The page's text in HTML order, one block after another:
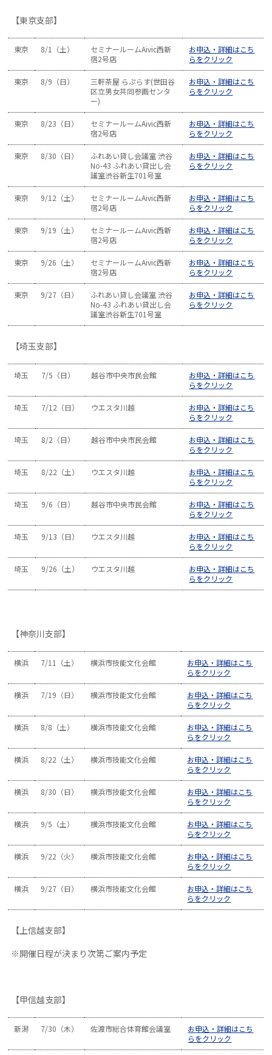
【東京支部】
東京 8/1（土）
セミナールームAivic西新
宿2号店
お申込・詳細はこち
らをクリック
東京 8/9（日）
三軒茶屋 らぷらす(世田谷
区立男女共同参画センタ
ー)
お申込・詳細はこち
らをクリック
東京 8/23（日）
セミナールームAivic西新
宿2号店
お申込・詳細はこち
らをクリック
東京 8/30（日）
ふれあい貸し会議室 渋谷
No-43 ふれあい貸出し会
議室渋谷新生701号室
お申込・詳細はこち
らをクリック
東京 9/12（土）
セミナールームAivic西新
宿2号店
お申込・詳細はこち
らをクリック
東京 9/19（土）
セミナールームAivic西新
宿2号店
お申込・詳細はこち
らをクリック
東京 9/26（土）
セミナールームAivic西新
宿2号店
お申込・詳細はこち
らをクリック
東京 9/27（日）
ふれあい貸し会議室 渋谷
No-43 ふれあい貸出し会
議室渋谷新生701号室
お申込・詳細はこち
らをクリック
【埼玉支部】
埼玉 7/5（日） 越谷市中央市民会館
お申込・詳細はこち
らをクリック
埼玉 7/12（日） ウエスタ川越
お申込・詳細はこち
らをクリック
埼玉 8/2（日） 越谷市中央市民会館
お申込・詳細はこち
らをクリック
埼玉 8/22（土） ウエスタ川越
お申込・詳細はこち
らをクリック
埼玉 9/6（日） 越谷市中央市民会館
お申込・詳細はこち
らをクリック
埼玉 9/13（日） ウエスタ川越
お申込・詳細はこち
らをクリック
埼玉 9/26（土） ウエスタ川越
お申込・詳細はこち
らをクリック
【神奈川支部】
横浜 7/11（土） 横浜市技能文化会館
お申込・詳細はこち
らをクリック
横浜 7/19（日） 横浜市技能文化会館
お申込・詳細はこち
らをクリック
横浜 8/8（土） 横浜市技能文化会館
お申込・詳細はこち
らをクリック
横浜 8/22（土） 横浜市技能文化会館
お申込・詳細はこち
らをクリック
横浜 8/30（日） 横浜市技能文化会館
お申込・詳細はこち
らをクリック
横浜 9/5（土） 横浜市技能文化会館
お申込・詳細はこち
らをクリック
横浜 9/22（火） 横浜市技能文化会館
お申込・詳細はこち
らをクリック
横浜 9/27（日） 横浜市技能文化会館
お申込・詳細はこち
らをクリック
【上信越支部】
※開催日程が決まり次第ご案内予定
【甲信越支部】
新潟 7/30（木） 佐渡市総合体育館会議室
お申込・詳細はこち
らをクリック